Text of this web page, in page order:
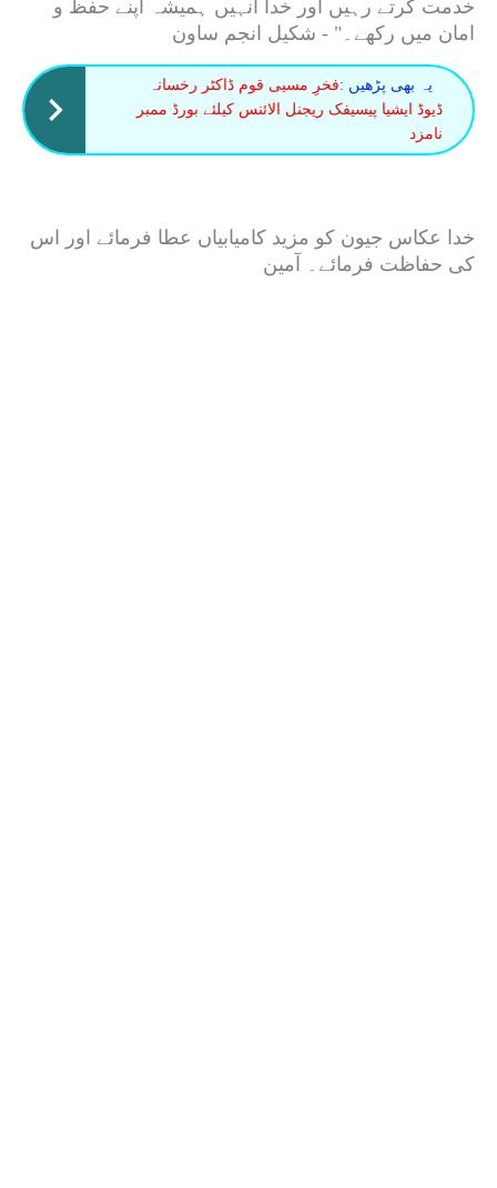
خدمت کرتے رہیں اور خدا انہیں ہمیشہ اپنے حفظ و
امان میں رکھے۔" - شکیل انجم ساون
یہ بھی پڑھیں :فخرِ مسیی قوم ڈاکٹر رخسانہ
ڈیوڈ ایشیا پیسیفک ریجنل الائنس کیلئے بورڈ ممبر
نامزد
خدا عکاس جیون کو مزید کامیابیاں عطا فرمائے اور اس
کی حفاظت فرمائے۔ آمین